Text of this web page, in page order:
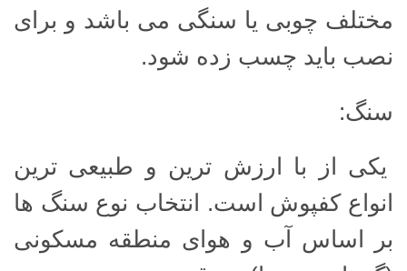
مختلف چوبی یا سنگی می باشد و برای
نصب باید چسب زده شود.
سنگ:
یکی از با ارزش ترین و طبیعی ترین
انواع کفپوش است. انتخاب نوع سنگ ها
بر اساس آب و هوای منطقه مسکونی